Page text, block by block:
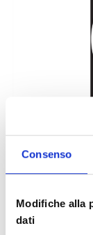
Consenso
Modifiche alla
datiGermany